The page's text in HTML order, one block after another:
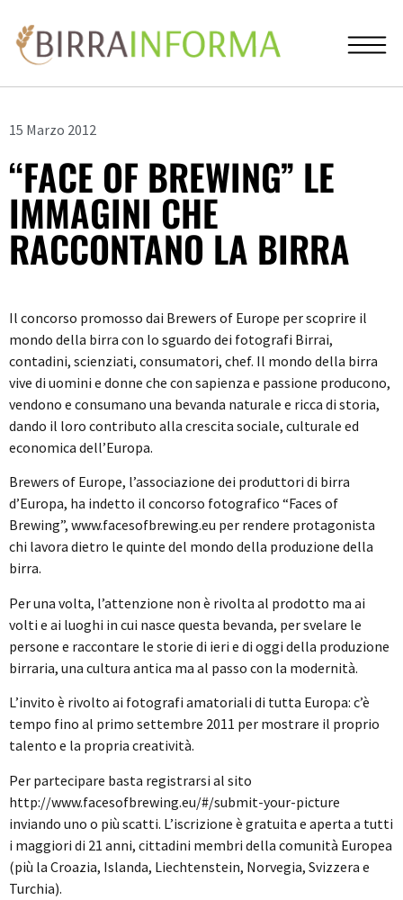
15 Marzo 2012
“FACE OF BREWING” LE
IMMAGINI CHE
RACCONTANO LA BIRRA
Il concorso promosso dai Brewers of Europe per scoprire il
mondo della birra con lo sguardo dei fotografi Birrai,
contadini, scienziati, consumatori, chef. Il mondo della birra
vive di uomini e donne che con sapienza e passione producono,
vendono e consumano una bevanda naturale e ricca di storia,
dando il loro contributo alla crescita sociale, culturale ed
economica dell’Europa.
Brewers of Europe, l’associazione dei produttori di birra
d’Europa, ha indetto il concorso fotografico “Faces of
Brewing”, www.facesofbrewing.eu per rendere protagonista
chi lavora dietro le quinte del mondo della produzione della
birra.
Per una volta, l’attenzione non è rivolta al prodotto ma ai
volti e ai luoghi in cui nasce questa bevanda, per svelare le
persone e raccontare le storie di ieri e di oggi della produzione
birraria, una cultura antica ma al passo con la modernità.
L’invito è rivolto ai fotografi amatoriali di tutta Europa: c’è
tempo fino al primo settembre 2011 per mostrare il proprio
talento e la propria creatività.
Per partecipare basta registrarsi al sito
http://www.facesofbrewing.eu/#/submit-your-picture
inviando uno o più scatti. L’iscrizione è gratuita e aperta a tutti
i maggiori di 21 anni, cittadini membri della comunità Europea
(più la Croazia, Islanda, Liechtenstein, Norvegia, Svizzera e
Turchia).